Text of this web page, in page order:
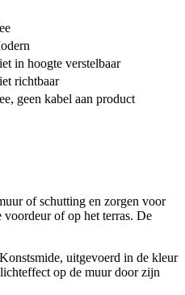
in hoogte verstelbaar
richtbaar
geen kabel aan product
of schutting en zorgen voor
of op het terras. De
uitgevoerd in de kleur
op de muur door zijn